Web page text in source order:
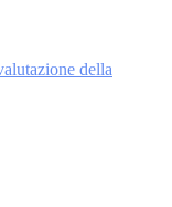
della